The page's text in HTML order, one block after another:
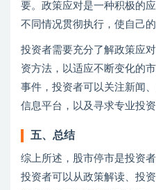
要。政策应对是一种积极的
不同情况贯彻执行，使自己的
投资者需要充分了解政策应
资方法，以适应不断变化的
事件，投资者可以关注新闻
信息平台，以及寻求专业投资
五、总结
综上所述，股市停市是投资
投资者可以从政策解读、投